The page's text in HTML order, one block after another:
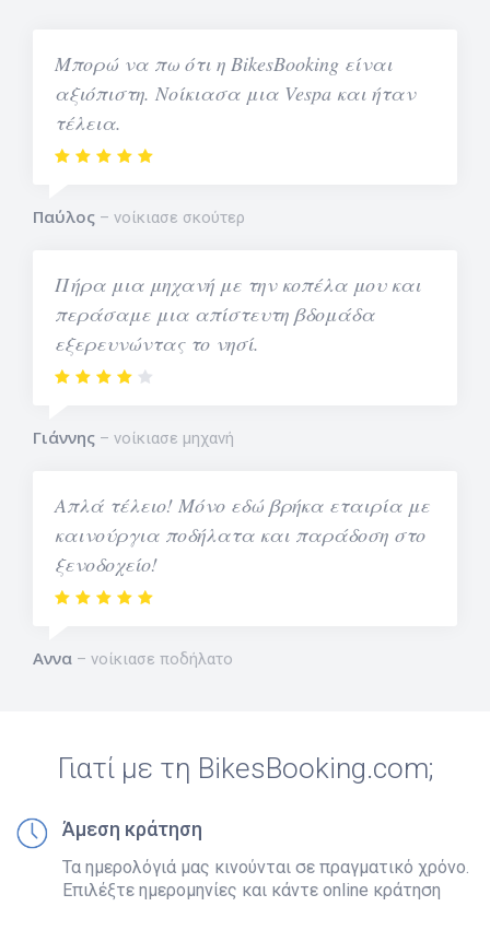
Μπορώ να πω ότι η BikesBooking είναι
αξιόπιστη. Νοίκιασα μια Vespa και ήταν
τέλεια.
Παύλος νοίκιασε σκούτερ
Πήρα μια μηχανή με την κοπέλα μου και
περάσαμε μια απίστευτη βδομάδα
εξερευνώντας το νησί.
Γιάννης νοίκιασε μηχανή
Απλά τέλειο! Μόνο εδώ βρήκα εταιρία με
καινούργια ποδήλατα και παράδοση στο
ξενοδοχείο!
Αννα νοίκιασε ποδήλατο
Γιατί με τη BikesBooking.com;
Άμεση κράτηση
Τα ημερολόγιά μας κινούνται σε πραγματικό χρόνο.
Επιλέξτε ημερομηνίες και κάντε online κράτηση